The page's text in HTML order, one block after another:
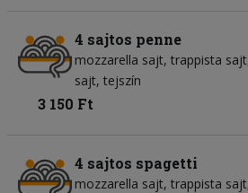
4 sajtos penne
mozzarella sajt trappista sajt
sajt tejszín
3 150 Ft
4 sajtos spagetti
mozzarella sajt trappista sajt